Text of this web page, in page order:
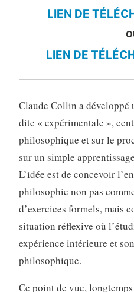
LIEN DE
LIEN DE
Claude Collin a
dite « expérimentale »,
philosophique et sur le
sur un simple
L’idée est de concevoir
philosophie non pas
d’exercices formels, mais
situation réflexive où
expérience intérieure et
philosophique.
Ce point de vue,